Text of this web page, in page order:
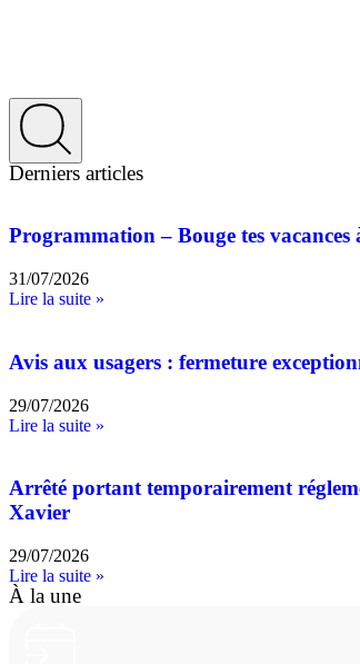
Derniers articles
Programmation – Bouge tes
31/07/2026
Lire la suite »
Avis aux usagers : fermeture
29/07/2026
Lire la suite »
Arrêté portant temporairement
Xavier
29/07/2026
Lire la suite »
À la une